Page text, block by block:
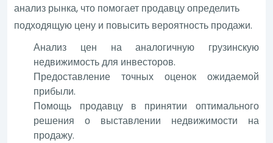
анализ рынка, что помогает продавцу определить
подходящую цену и повысить вероятность продажи.
Анализ цен на аналогичную грузинскую
недвижимость для инвесторов.
Предоставление точных оценок ожидаемой
прибыли.
Помощь продавцу в принятии оптимального
решения о выставлении недвижимости на
продажу.